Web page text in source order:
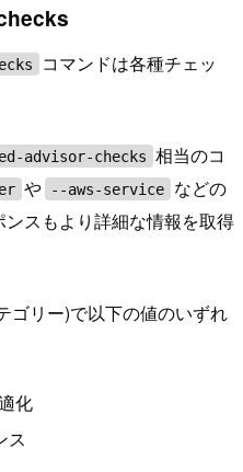
コマンドは各種チェッ
advisor-checks 相当のコ
や --aws-service
などの
スもより詳細な情報を取得
ゴリー)で以下の値のいずれ
化
ス